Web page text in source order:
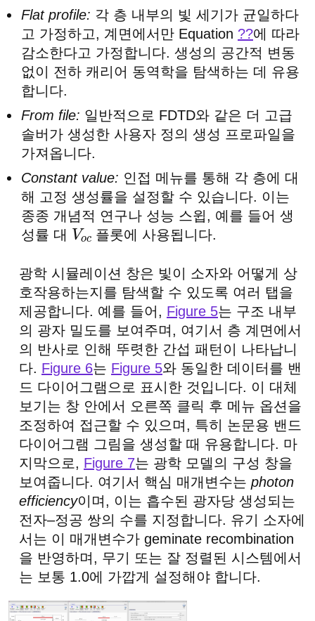
Flat profile: 각 층 내부의 빛 세기가 균일하다
고 가정하고, 계면에서만 Equation ??에 따라
감소한다고 가정합니다. 생성의 공간적 변동
없이 전하 캐리어 동역학을 탐색하는 데 유용
합니다.
From file: 일반적으로 FDTD와 같은 더 고급
솔버가 생성한 사용자 정의 생성 프로파일을
가져옵니다.
Constant value: 인접 메뉴를 통해 각 층에 대
해 고정 생성률을 설정할 수 있습니다. 이는
종종 개념적 연구나 성능 스윕, 예를 들어 생
성률 대 Vo 플롯에 사용됩니다.
광학 시뮬레이션 창은 빛이 소자와 어떻게 상
호작용하는지를 탐색할 수 있도록 여러 탭을
제공합니다. 예를 들어, Figure 5는 구조 내부
의 광자 밀도를 보여주며, 여기서 층 계면에서
의 반사로 인해 뚜렷한 간섭 패턴이 나타납니
다. Figure 6는 Figure 5와 동일한 데이터를 밴
드 다이어그램으로 표시한 것입니다. 이 대체
보기는 창 안에서 오른쪽 클릭 후 메뉴 옵션을
조정하여 접근할 수 있으며, 특히 논문용 밴드
다이어그램 그림을 생성할 때 유용합니다. 마
지막으로, Figure 7는 광학 모델의 구성 창을
보여줍니다. 여기서 핵심 매개변수는 photon
efficiency이며, 이는 흡수된 광자당 생성되는
전자–정공 쌍의 수를 지정합니다. 유기 소자에
서는 이 매개변수가 geminate recombination
을 반영하며, 무기 또는 잘 정렬된 시스템에서
는 보통 1.0에 가깝게 설정해야 합니다.